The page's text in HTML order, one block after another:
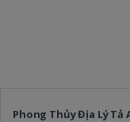
Phong Thủy Địa Lý Tả